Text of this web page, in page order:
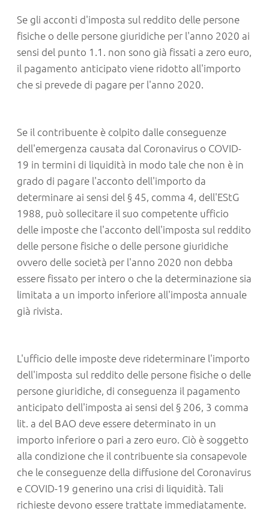
Se gli acconti d'imposta sul reddito delle persone
fisiche o delle persone giuridiche per l'anno 2020 ai
sensi del punto 1.1. non sono già fissati a zero euro,
il pagamento anticipato viene ridotto all'importo
che si prevede di pagare per l'anno 2020.
Se il contribuente è colpito dalle conseguenze
dell'emergenza causata dal Coronavirus o COVID-
19 in termini di liquidità in modo tale che non è in
grado di pagare l'acconto dell'importo da
determinare ai sensi del § 45, comma 4, dell'EStG
1988, può sollecitare il suo competente ufficio
delle imposte che l'acconto dell'imposta sul reddito
delle persone fisiche o delle persone giuridiche
ovvero delle società per l'anno 2020 non debba
essere fissato per intero o che la determinazione sia
limitata a un importo inferiore all'imposta annuale
già rivista.
L'ufficio delle imposte deve rideterminare l'importo
dell'imposta sul reddito delle persone fisiche o delle
persone giuridiche, di conseguenza il pagamento
anticipato dell'imposta ai sensi del § 206, 3 comma
lit. a del BAO deve essere determinato in un
importo inferiore o pari a zero euro. Ciò è soggetto
alla condizione che il contribuente sia consapevole
che le conseguenze della diffusione del Coronavirus
e COVID-19 generino una crisi di liquidità. Tali
richieste devono essere trattate immediatamente.